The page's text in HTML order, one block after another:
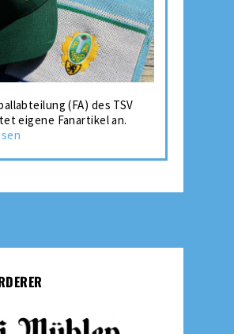
(FA) des TSV
eigene Fanartikel an.